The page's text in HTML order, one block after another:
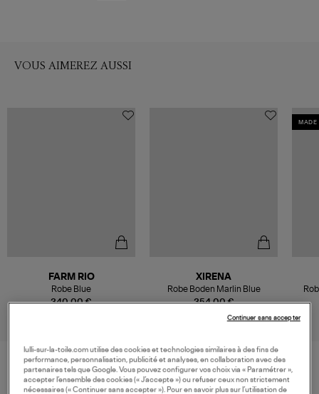
VOUS AIMEREZ AUSSI
340,00 €
FARM RIO
Robe Blue
354,00 €
XIRENA
Robe Boden Marlin Blue
MADE
VOS DERNIERS PRODUITS VUS
lulli-sur-la-toile.com utilise des cookies et technologies similaires à des fins de
performance, personnalisation, publicité et analyses, en collaboration avec des
partenaires tels que Google. Vous pouvez configurer vos choix via « Paramétrer »,
accepter l’ensemble des cookies (« J’accepte ») ou refuser ceux non strictement
nécessaires (« Continuer sans accepter »). Pour en savoir plus sur l’utilisation de
Continuer sans accepter